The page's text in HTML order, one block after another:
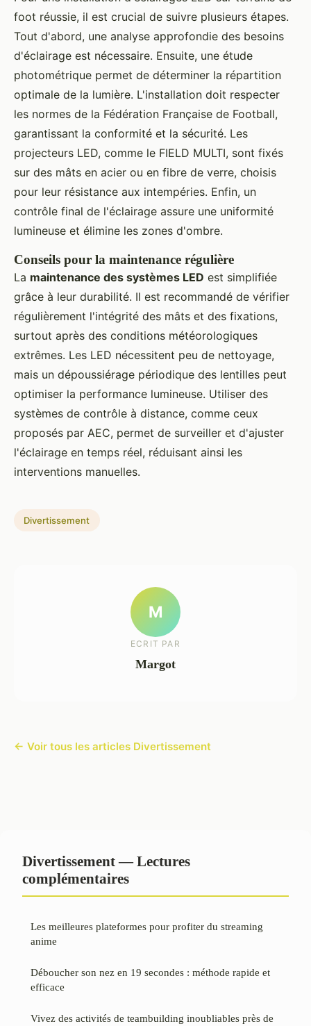
foot réussie, il est crucial de suivre plusieurs étapes.
Tout d'abord, une analyse approfondie des besoins
d'éclairage est nécessaire. Ensuite, une étude
photométrique permet de déterminer la répartition
optimale de la lumière. L'installation doit respecter
les normes de la Fédération Française de Football,
garantissant la conformité et la sécurité. Les
projecteurs LED, comme le FIELD MULTI, sont fixés
sur des mâts en acier ou en fibre de verre, choisis
pour leur résistance aux intempéries. Enfin, un
contrôle final de l'éclairage assure une uniformité
lumineuse et élimine les zones d'ombre.
Conseils pour la maintenance régulière
La maintenance des systèmes LED est simplifiée
grâce à leur durabilité. Il est recommandé de vérifier
régulièrement l'intégrité des mâts et des fixations,
surtout après des conditions météorologiques
extrêmes. Les LED nécessitent peu de nettoyage,
mais un dépoussiérage périodique des lentilles peut
optimiser la performance lumineuse. Utiliser des
systèmes de contrôle à distance, comme ceux
proposés par AEC, permet de surveiller et d'ajuster
l'éclairage en temps réel, réduisant ainsi les
interventions manuelles.
Divertissement
M
ECRIT PAR
Margot
← Voir tous les articles Divertissement
Divertissement — Lectures
complémentaires
Les meilleures plateformes pour profiter du streaming
anime
Déboucher son nez en 19 secondes : méthode rapide et
efficace
Vivez des activités de teambuilding inoubliables près de